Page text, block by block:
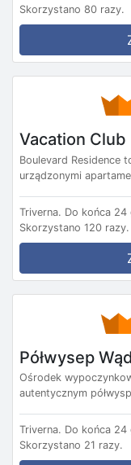
Skorzystano 80 razy.
Vacation
Boulevard Residence
urządzonymi
Triverna. Do końca 24
Skorzystano 120 razy.
Półwysep
Ośrodek
autentycznym
Triverna. Do końca 24
Skorzystano 21 razy.